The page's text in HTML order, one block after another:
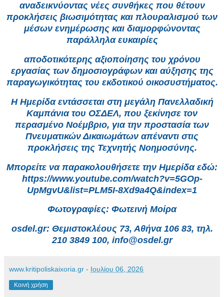
αναδεικνύοντας νέες συνθήκες που θέτουν
προκλήσεις βιωσιμότητας και πλουραλισμού των
μέσων ενημέρωσης και διαμορφώνοντας
παράλληλα ευκαιρίες
αποδοτικότερης αξιοποίησης του χρόνου
εργασίας των δημοσιογράφων και αύξησης της
παραγωγικότητας του εκδοτικού οικοσυστήματος.
Η Ημερίδα εντάσσεται στη μεγάλη Πανελλαδική
Καμπάνια του ΟΣΔΕΛ, που ξεκίνησε τον
περασμένο Νοέμβριο, για την προστασία των
Πνευματικών Δικαιωμάτων απέναντι στις
προκλήσεις της Τεχνητής Νοημοσύνης.
Μπορείτε να παρακολουθήσετε την Ημερίδα εδώ:
https://www.youtube.com/watch?v=5GOp-
UpMgvU&list=PLM5I-8Xd9a4Q&index=1
Φωτογραφίες: Φωτεινή Μοίρα
osdel.gr: Θεμιστοκλέους 73, Αθήνα 106 83, τηλ.
210 3849 100, info@osdel.gr
www.kritipoliskaixoria.gr - Ιουλίου 06, 2026
Κοινή χρήση